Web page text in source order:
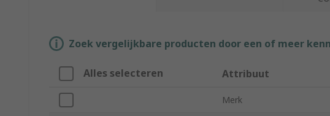
Zoek vergelijkbare producten door een of meer
Alles selecteren Attribuut
Merk